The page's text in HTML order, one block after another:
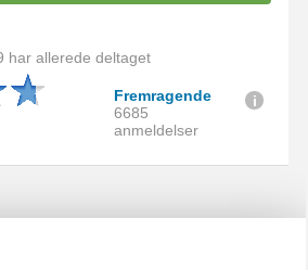
har allerede deltaget
Fremragende
6685
anmeldelser